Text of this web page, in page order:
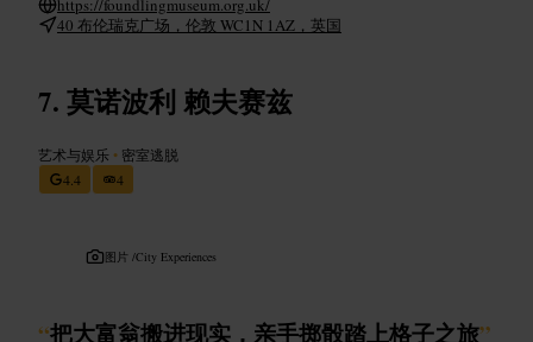
https://foundlingmuseum.org.uk/
40 布伦瑞克广场，伦敦 WC1N 1AZ，英国
莫诺波利 赖夫赛兹
艺术与娱乐 • 密室逃脱
4.4
4
图片 /City Experiences
“把大富翁搬进现实，亲手掷骰踏上格子之旅”